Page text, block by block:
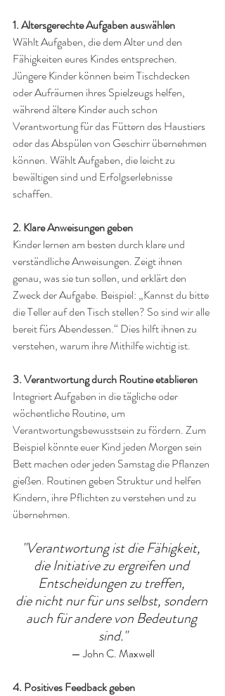
1. Altersgerechte Aufgaben auswählen
Wählt Aufgaben, die dem Alter und den
Fähigkeiten eures Kindes entsprechen.
Jüngere Kinder können beim Tischdecken
oder Aufräumen ihres Spielzeugs helfen,
während ältere Kinder auch schon
Verantwortung für das Füttern des Haustiers
oder das Abspülen von Geschirr übernehmen
können. Wählt Aufgaben, die leicht zu
bewältigen sind und Erfolgserlebnisse
schaffen.
2. Klare Anweisungen geben
Kinder lernen am besten durch klare und
verständliche Anweisungen. Zeigt ihnen
genau, was sie tun sollen, und erklärt den
Zweck der Aufgabe. Beispiel: „Kannst du bitte
die Teller auf den Tisch stellen? So sind wir alle
bereit fürs Abendessen.“ Dies hilft ihnen zu
verstehen, warum ihre Mithilfe wichtig ist.
3. Verantwortung durch Routine etablieren
Integriert Aufgaben in die tägliche oder
wöchentliche Routine, um
Verantwortungsbewusstsein zu fördern. Zum
Beispiel könnte euer Kind jeden Morgen sein
Bett machen oder jeden Samstag die Pflanzen
gießen. Routinen geben Struktur und helfen
Kindern, ihre Pflichten zu verstehen und zu
übernehmen.
"Verantwortung ist die Fähigkeit,
die Initiative zu ergreifen und
Entscheidungen zu treffen,
die nicht nur für uns selbst, sondern
auch für andere von Bedeutung
sind."
— John C. Maxwell
4. Positives Feedback geben